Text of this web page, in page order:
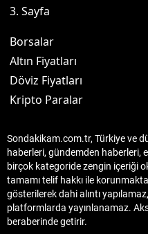
3. Sayfa
Borsalar
Altın Fiyatları
Döviz Fiyatları
Kripto Paralar
Sondakikam.com.tr, Türkiye ve
haberleri, gündemden haberleri,
birçok kategoride zengin içeriği
tamamı telif hakkı ile
gösterilerek dahi alıntı
platformlarda yayınlanamaz.
beraberinde getirir.